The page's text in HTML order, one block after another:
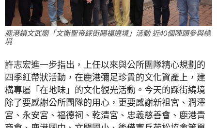
鹿港鎮文武廟「文衡聖帝綵街賜福遶境」活動 近40個陣頭參與繞
境
許志宏進一步指出，上任以來與公所團隊精心規劃的
四季紅帶狀活動，在鹿港彌足珍貴的文化資產上，建
構專屬「在地味」的文化觀光活動。今天的踩街繞境
除了要感謝公所團隊的用心，更要感謝新祖宮、潤澤
宮、永安宮、福德祠、乾清宮、忠義慈善會、鹿港青